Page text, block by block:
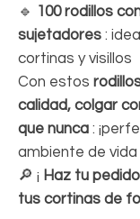
🔹 100 rodillos
sujetadores :
cortinas y visillos
Con estos
calidad, colgar
que nunca :
ambiente de vida
🔎 ¡ Haz tu
tus cortinas de